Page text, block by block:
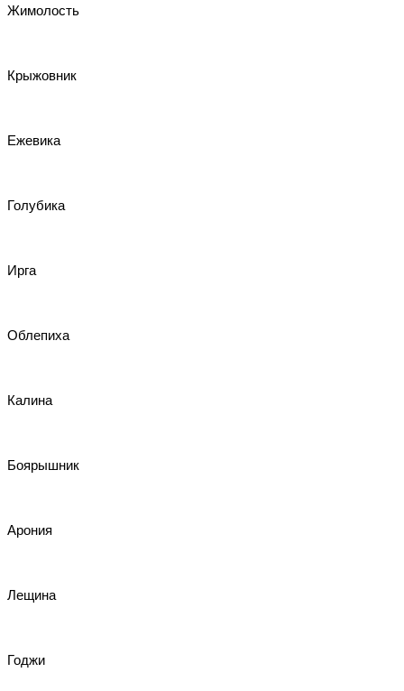
Жимолость
Крыжовник
Ежевика
Голубика
Ирга
Облепиха
Калина
Боярышник
Арония
Лещина
Годжи